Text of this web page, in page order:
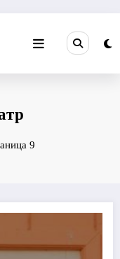
9